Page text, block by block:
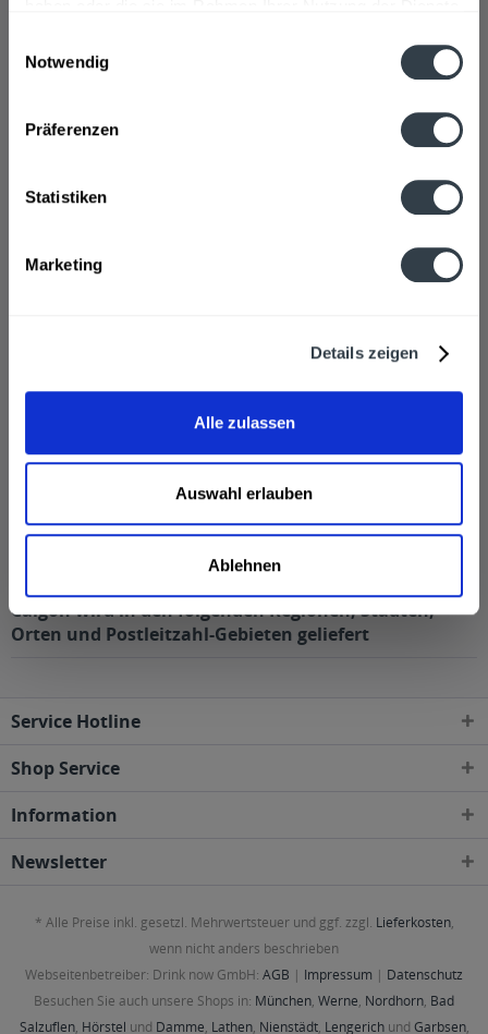
Notwendig
Präferenzen
Statistiken
Marketing
Details zeigen
Alle zulassen
Auswahl erlauben
Ablehnen
In den Warenkorb
Calgon wird in den folgenden Regionen, Städten,
Orten und Postleitzahl-Gebieten geliefert
Service Hotline
Shop Service
Information
Newsletter
* Alle Preise inkl. gesetzl. Mehrwertsteuer und ggf. zzgl. Lieferkosten,
wenn nicht anders beschrieben
Webseitenbetreiber: Drink now GmbH: AGB | Impressum | Datenschutz
Besuchen Sie auch unsere Shops in: München, Werne, Nordhorn, Bad
Salzuflen, Hörstel und Damme, Lathen, Nienstädt, Lengerichund Garbsen,